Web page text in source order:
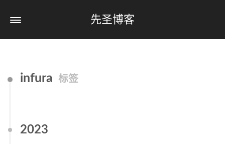
先圣博客
infura 标签
2023